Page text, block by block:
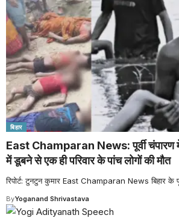
बिहार
East Champaran News: पूर्वी चंपारण में
में डूबने से एक ही परिवार के पांच लोगों की मौत
रिपोर्ट: टुनटुन कुमार East Champaran News बिहार के
ByYoganand Shrivastava